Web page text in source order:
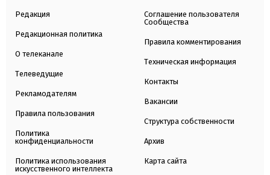
Редакция
Редакционная политика
О телеканале
Телеведущие
Рекламодателям
Правила пользования
Политика
конфиденциальности
Политика использования
искусственного интеллекта
Соглашение пользователя
Сообщества
Правила комментирования
Техническая информация
Контакты
Вакансии
Структура собственности
Архив
Карта сайта